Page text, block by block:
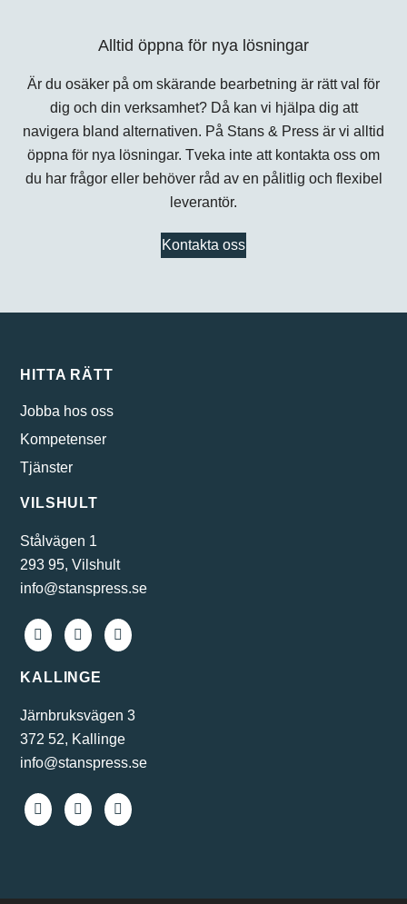
Alltid öppna för nya lösningar
Är du osäker på om skärande bearbetning är rätt val för
dig och din verksamhet? Då kan vi hjälpa dig att
navigera bland alternativen. På Stans & Press är vi alltid
öppna för nya lösningar. Tveka inte att kontakta oss om
du har frågor eller behöver råd av en pålitlig och flexibel
leverantör.
Kontakta oss
HITTA RÄTT
Jobba hos oss
Kompetenser
Tjänster
VILSHULT
Stålvägen 1
293 95, Vilshult
info@stanspress.se
KALLINGE
Järnbruksvägen 3
372 52, Kallinge
info@stanspress.se